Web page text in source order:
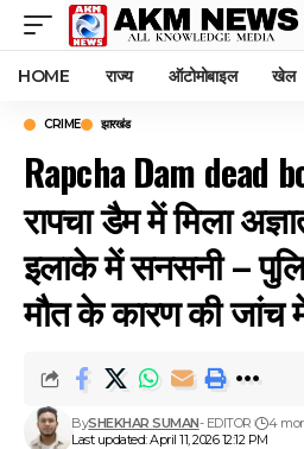
HOME राज्य ऑटोमोबाइल खेल
CRIME झारखंड
Rapcha Dam dead
रापचा डैम में मिला
इलाके में सनसनी –
मौत के कारण की जांच
Last updated: April 11, 2026 12:12 PM
BySHEKHAR SUMAN- EDITOR 4